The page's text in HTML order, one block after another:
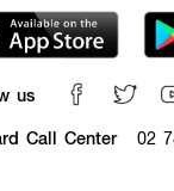
us
Call Center 02